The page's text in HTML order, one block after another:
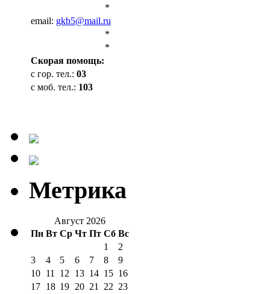
*
email: gkb5@mail.ru
*
*
Cкорая помощь:
с гор. тел.: 03
с моб. тел.: 103
Метрика
Август 2026
Пн Вт Ср Чт Пт Сб Вс
1
2
3
4 5 6 7 8
9
10 11 12 13 14 15 16
17 18 19 20 21 22 23